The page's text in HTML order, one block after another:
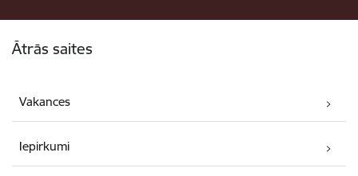
Ātrās saites
Vakances
Iepirkumi